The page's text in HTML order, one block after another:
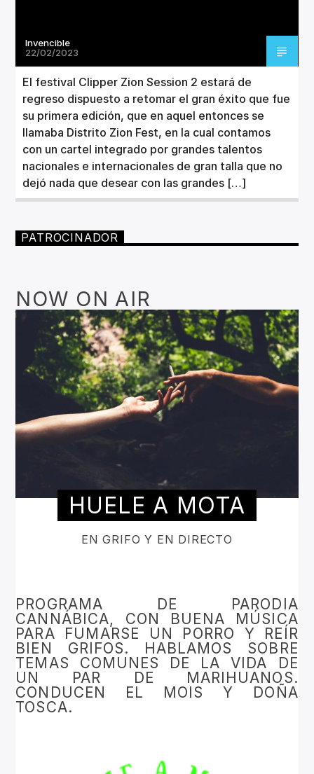
Invencible
22/02/2023
El festival Clipper Zion Session 2 estará de
regreso dispuesto a retomar el gran éxito que fue
su primera edición, que en aquel entonces se
llamaba Distrito Zion Fest, en la cual contamos
con un cartel integrado por grandes talentos
nacionales e internacionales de gran talla que no
dejó nada que desear con las grandes […]
PATROCINADOR
NOW ON AIR
HUELE A MOTA
EN GRIFO Y EN DIRECTO
PROGRAMA DE PARODIA
CANNÁBICA, CON BUENA MÚSICA
PARA FUMARSE UN PORRO Y REÍR
BIEN GRIFOS. HABLAMOS SOBRE
TEMAS COMUNES DE LA VIDA DE
UN PAR DE MARIHUANOS.
CONDUCEN EL MOIS Y DOÑA
TOSCA.